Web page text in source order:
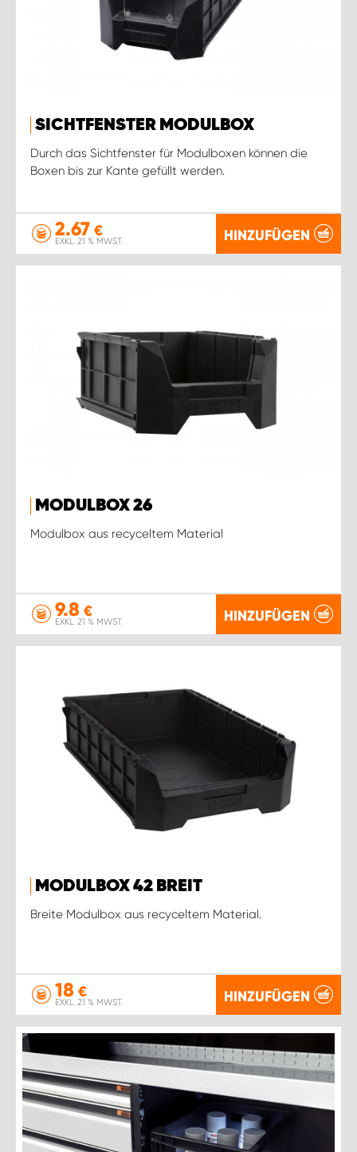
SICHTFENSTER MODULBOX
Durch das Sichtfenster für Modulboxen können die
Boxen bis zur Kante gefüllt werden.
2.67 €
EXKL. 21 % MWST. HINZUFÜGEN
MODULBOX 26
Modulbox aus recyceltem Material
9.8 €
EXKL. 21 % MWST. HINZUFÜGEN
MODULBOX 42 BREIT
Breite Modulbox aus recyceltem Material.
18 €
EXKL. 21 % MWST. HINZUFÜGEN